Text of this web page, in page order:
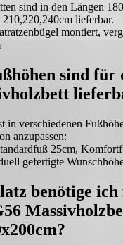
sind in den Längen
lieferbar.
montiert,
sind für
in verschiedenen
anzupassen:
25cm,
gefertigte
benötige